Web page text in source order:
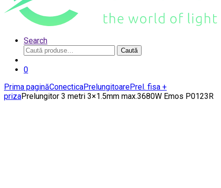
Search
Caută
după:
Caută
0
Prima paginăConecticaPrelungitoarePrel. fisa +
prizaPrelungitor 3 metri 3×1.5mm max.3680W Emos P0123R